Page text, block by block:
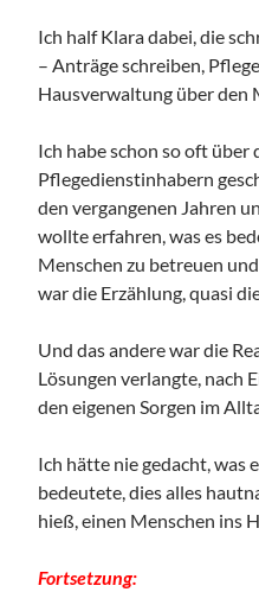
Ich half Klara dabei, die
– Anträge schreiben,
Hausverwaltung über den
Ich habe schon so oft über
Pflegedienstinhabern
den vergangenen Jahren
wollte erfahren, was es
Menschen zu betreuen
war die Erzählung, quasi
Und das andere war die
Lösungen verlangte, nach
den eigenen Sorgen im
Ich hätte nie gedacht, was
bedeutete, dies alles
hieß, einen Menschen ins
Fortsetzung: